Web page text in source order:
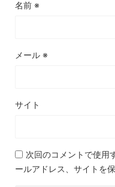
名前 ※
メール ※
サイト
次回のコメントで使用
ールアドレス、サイトを保